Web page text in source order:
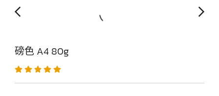
磅色 A4 80g